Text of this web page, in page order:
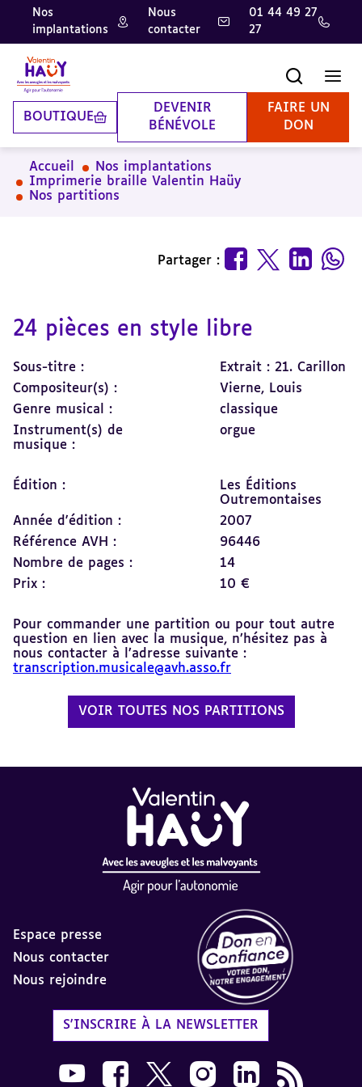
Aller
contenu
principal
Aller
pied
de
page
Aller
la
recherche
Nos
implantations
Nous
contacter
01 44 49 27
27
BOUTIQUE
DEVENIR
BÉNÉVOLE
FAIRE UN
DON
Accueil
Nos implantations
Imprimerie braille Valentin Haüy
Nos partitions
Partager :
24 pièces en style libre
Sous-titre :
Extrait : 21. Carillon
Compositeur(s) :
Vierne, Louis
Genre musical :
classique
Instrument(s) de
musique :
orgue
Édition :
Les Éditions
Outremontaises
Année d'édition :
2007
Référence AVH :
96446
Nombre de pages :
14
Prix :
10 €
Pour commander une partition ou pour tout autre
question en lien avec la musique, n’hésitez pas à
nous contacter à l’adresse suivante :
transcription.musicale@avh.asso.fr
VOIR TOUTES NOS PARTITIONS
Espace presse
Nous contacter
Nous rejoindre
S'INSCRIRE À LA NEWSLETTER
Nous suivre sur Youtube AVH dans une
Nous suivre sur Facebook AVH dans
Nous suivre sur X AVH dans une
Nous suivre sur Instagram
Nous suivre sur
Flux RSS